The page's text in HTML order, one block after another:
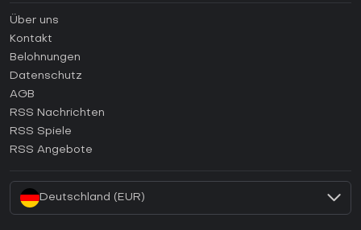
Anleitungen
Wie aktiviert man einen Steam CD Key?
Wie aktiviert man einen Epic Games CD Key?
Wie aktiviert man einen GOG CD Key?
Wie aktiviert man einen Ubisoft Connect CD Key?
Wie aktiviert man einen EA App CD Key?
Über uns
Kontakt
Belohnungen
Datenschutz
AGB
RSS Nachrichten
RSS Spiele
RSS Angebote
Deutschland (EUR)